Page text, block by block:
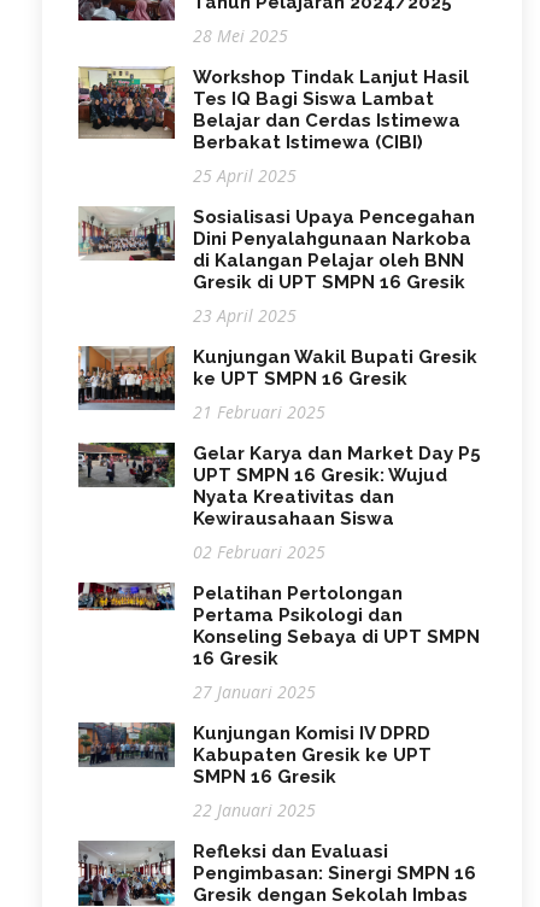
28 Mei 2025
Workshop Tindak Lanjut Hasil
Tes IQ Bagi Siswa Lambat
Belajar dan Cerdas Istimewa
Berbakat Istimewa (CIBI)
25 April 2025
Sosialisasi Upaya Pencegahan
Dini Penyalahgunaan Narkoba
di Kalangan Pelajar oleh BNN
Gresik di UPT SMPN 16 Gresik
23 April 2025
Kunjungan Wakil Bupati Gresik
ke UPT SMPN 16 Gresik
21 Februari 2025
Gelar Karya dan Market Day P5
UPT SMPN 16 Gresik: Wujud
Nyata Kreativitas dan
Kewirausahaan Siswa
02 Februari 2025
Pelatihan Pertolongan
Pertama Psikologi dan
Konseling Sebaya di UPT SMPN
16 Gresik
27 Januari 2025
Kunjungan Komisi IV DPRD
Kabupaten Gresik ke UPT
SMPN 16 Gresik
22 Januari 2025
Refleksi dan Evaluasi
Pengimbasan: Sinergi SMPN 16
Gresik dengan Sekolah Imbas